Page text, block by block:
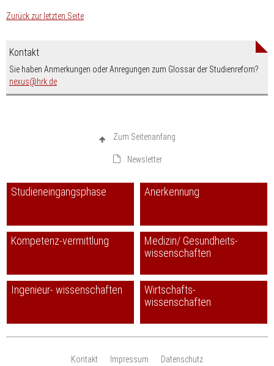
Zurück zur letzten Seite
Kontakt
Sie haben Anmerkungen oder Anregungen zum Glossar der Studienrefom?
nexus
nospam-
hrk.de
Zum Seitenanfang
Newsletter
Studieneingangsphase Anerkennung
Kompetenz-vermittlung
Medizin/ Gesundheits-
wissenschaften
Ingenieur- wissenschaften
Wirtschafts-
wissenschaften
Kontakt Impressum Datenschutz